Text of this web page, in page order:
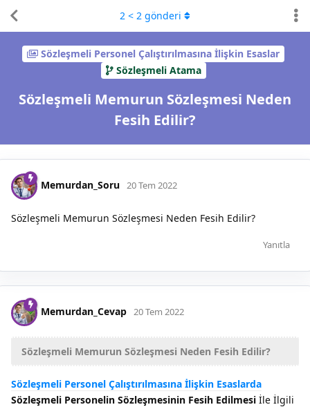
Sözleşmeli Personel Çalıştırılmasına İlişkin Esaslar
Sözleşmeli Atama
Sözleşmeli Memurun Sözleşmesi Neden
Fesih Edilir?
2 < 2 gönderi
Memurdan_Soru 20 Tem 2022
Sözleşmeli Memurun Sözleşmesi Neden Fesih Edilir?
Yanıtla
Memurdan_Cevap 20 Tem 2022
Sözleşmeli Memurun Sözleşmesi Neden Fesih Edilir?
Sözleşmeli Personel Çalıştırılmasına İlişkin Esaslarda
Sözleşmeli Personelin Sözleşmesinin Fesih Edilmesi İle İlgili